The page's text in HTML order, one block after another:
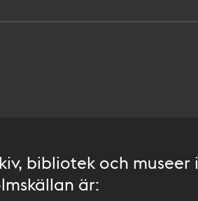
bibliotek och museer i
är: